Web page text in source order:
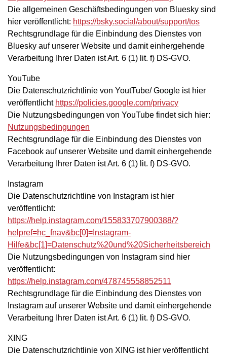
Die allgemeinen Geschäftsbedingungen von Bluesky sind
hier veröffentlicht: https://bsky.social/about/support/tos
Rechtsgrundlage für die Einbindung des Dienstes von
Bluesky auf unserer Website und damit einhergehende
Verarbeitung Ihrer Daten ist Art. 6 (1) lit. f) DS-GVO.
YouTube
Die Datenschutzrichtlinie von YoutTube/ Google ist hier
veröffentlicht https://policies.google.com/privacy
Die Nutzungsbedingungen von YouTube findet sich hier:
Nutzungsbedingungen
Rechtsgrundlage für die Einbindung des Dienstes von
Facebook auf unserer Website und damit einhergehende
Verarbeitung Ihrer Daten ist Art. 6 (1) lit. f) DS-GVO.
Instagram
Die Datenschutzrichtline von Instagram ist hier
veröffentlicht:
https://help.instagram.com/155833707900388/?
helpref=hc_fnav&bc[0]=Instagram-
Hilfe&bc[1]=Datenschutz%20und%20Sicherheitsbereich
Die Nutzungsbedingungen von Instagram sind hier
veröffentlicht:
https://help.instagram.com/478745558852511
Rechtsgrundlage für die Einbindung des Dienstes von
Instagram auf unserer Website und damit einhergehende
Verarbeitung Ihrer Daten ist Art. 6 (1) lit. f) DS-GVO.
XING
Die Datenschutzrichtlinie von XING ist hier veröffentlicht